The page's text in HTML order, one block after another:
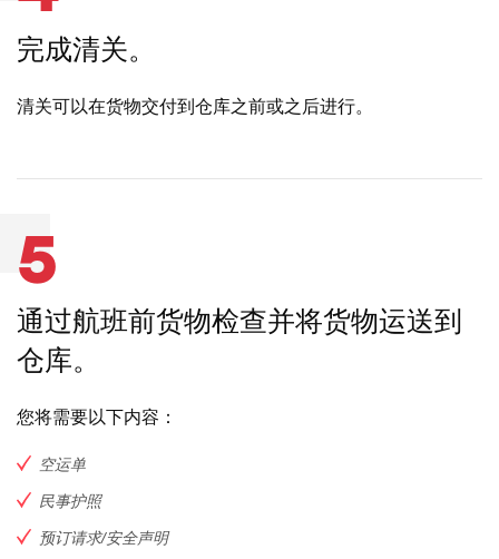
完成清关。
清关可以在货物交付到仓库之前或之后进行。
5
通过航班前货物检查并将货物运送到
仓库。
您将需要以下内容：
空运单
民事护照
预订请求/安全声明